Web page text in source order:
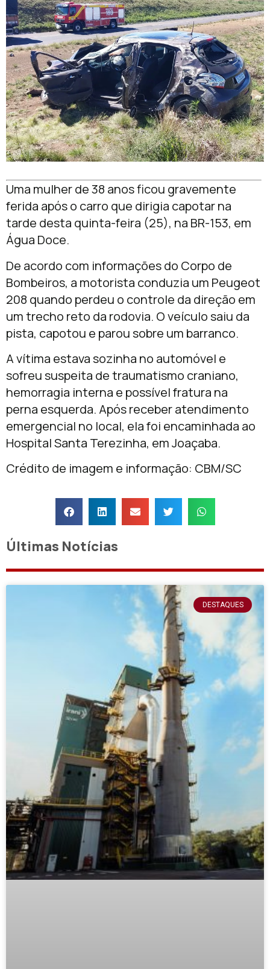
Uma mulher de 38 anos ficou gravemente
ferida após o carro que dirigia capotar na
tarde desta quinta-feira (25), na BR-153, em
Água Doce.
De acordo com informações do Corpo de
Bombeiros, a motorista conduzia um Peugeot
208 quando perdeu o controle da direção em
um trecho reto da rodovia. O veículo saiu da
pista, capotou e parou sobre um barranco.
A vítima estava sozinha no automóvel e
sofreu suspeita de traumatismo craniano,
hemorragia interna e possível fratura na
perna esquerda. Após receber atendimento
emergencial no local, ela foi encaminhada ao
Hospital Santa Terezinha, em Joaçaba.
Crédito de imagem e informação: CBM/SC
Últimas Notícias
DESTAQUES